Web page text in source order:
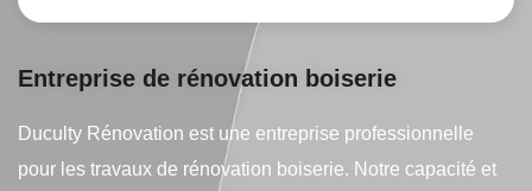
Entreprise de rénovation boiserie
Duculty Rénovation est une entreprise professionnelle
pour les travaux de rénovation boiserie. Notre capacité et